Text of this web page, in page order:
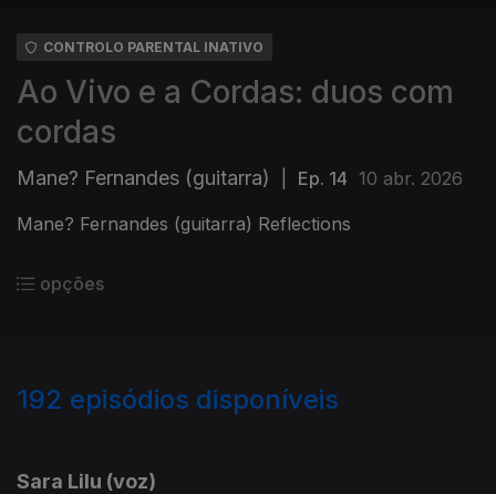
CONTROLO PARENTAL INATIVO
Ao Vivo e a Cordas: duos com
cordas
Mane? Fernandes (guitarra) Ep. 14 10 abr. 2026
Mane? Fernandes (guitarra) Reflections
opções
192 episódios disponíveis
Sara Lilu (voz)